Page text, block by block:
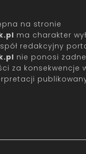
na stronie
ma charakter
redakcyjny
nie ponosi
za konsekwencje